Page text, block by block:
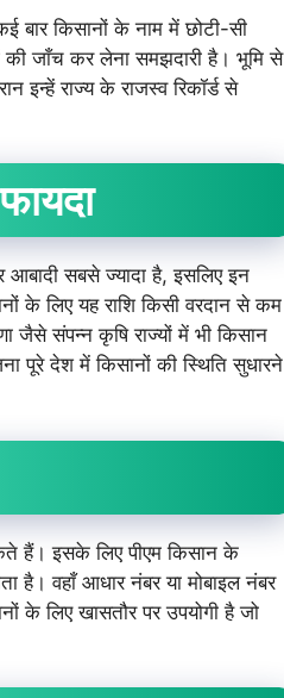
बार किसानों के नाम में छोटी-सी
जाँच कर लेना समझदारी है। भूमि से
इन्हें राज्य के राजस्व रिकॉर्ड से
फायदा
आबादी सबसे ज्यादा है, इसलिए इन
के लिए यह राशि किसी वरदान से कम
जैसे संपन्न कृषि राज्यों में भी किसान
पूरे देश में किसानों की स्थिति सुधारने
हैं। इसके लिए पीएम किसान के
है। वहाँ आधार नंबर या मोबाइल नंबर
के लिए खासतौर पर उपयोगी है जो